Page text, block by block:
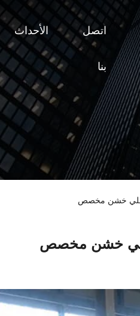
اتصل
بنا
الأحداث